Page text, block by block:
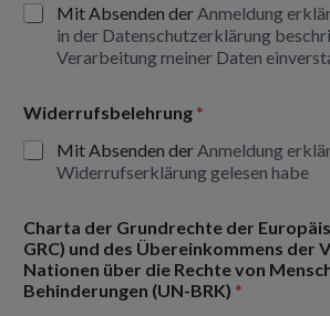
Mit Absenden derAnmeldung
in der Datenschutzerklärung
Verarbeitung meiner Daten
Widerrufsbelehrung *
Mit Absenden derAnmeldung
Widerrufserklärung gelesen habe
Charta der Grundrechte der
GRC) und des Übereinkommens der
Nationen über die Rechte von
Behinderungen (UN-BRK) *